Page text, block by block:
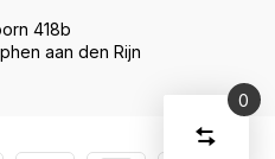
418b
aan den Rijn
0
Vergelijk
Start